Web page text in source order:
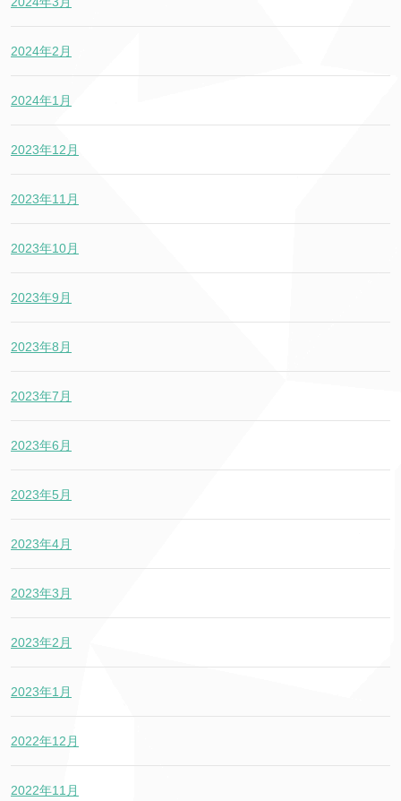
2024年2月
2024年1月
2023年12月
2023年11月
2023年10月
2023年9月
2023年8月
2023年7月
2023年6月
2023年5月
2023年4月
2023年3月
2023年2月
2023年1月
2022年12月
2022年11月